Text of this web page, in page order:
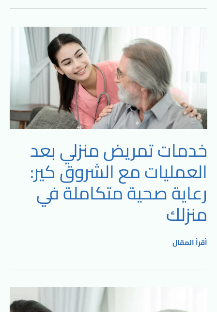
خدمات تمريض منزلي بعد
العمليات مع الشروق كير:
رعاية صحية متكاملة في
منزلك
بعد
العمليات
الشروق
كير:
صحية
متكاملة
في
منزلك
أقرأ المقال